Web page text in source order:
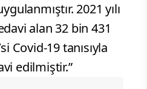
2021 yılı
alan 32 bin 431
Covid-19 tanısıyla
edilmiştir.”